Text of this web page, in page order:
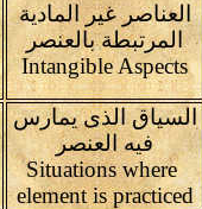
العناصر غير المادية
المرتبطة بالعنصر
Intangible Aspects
السياق الذى يمارس
فيه العنصر
Situations where
element is practiced